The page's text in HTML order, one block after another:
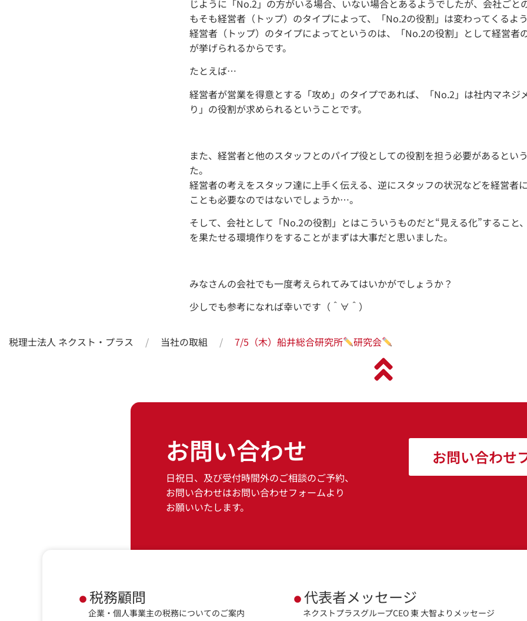
じように「No.2」の方がいる場合、いない場合とあるようでしたが、会社ごと
もそも経営者（トップ）のタイプによって、「No.2の役割」は変わってくるよう
経営者（トップ）のタイプによってというのは、「No.2の役割」として経営者
が挙げられるからです。
たとえば…
経営者が営業を得意とする「攻め」のタイプであれば、「No.2」は社内マネジ
り」の役割が求められるということです。
また、経営者と他のスタッフとのパイプ役としての役割を担う必要があるとい
た。
経営者の考えをスタッフ達に上手く伝える、逆にスタッフの状況などを経営者
ことも必要なのではないでしょうか…。
そして、会社として「No.2の役割」とはこういうものだと“見える化”すること
を果たせる環境作りをすることがまずは大事だと思いました。
みなさんの会社でも一度考えられてみてはいかがでしょうか？
少しでも参考になれば幸いです（＾∀＾）
税理士法人 ネクスト・プラス 当社の取組 7/5（木）船井総合研究所 研究会
お問い合わせ
日祝日、及び受付時間外のご相談のご予約、
お問い合わせはお問い合わせフォームより
お願いいたします。
お問い合わせ
税務顧問
企業・個人事業主の税務についてのご案内
代表者メッセージ
ネクストプラスグループCEO 東 大智よりメッセージ